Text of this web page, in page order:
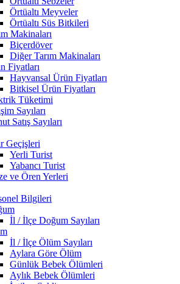
Örtüaltı Meyveler
Örtüaltı Süs Bitkileri
Makinaları
Biçerdöver
Diğer Tarım Makinaları
Fiyatları
Hayvansal Ürün Fiyatları
Bitkisel Ürün Fiyatları
Tüketimi
Sayıları
Satış Sayıları
Geçişleri
Yerli Turist
Yabancı Turist
ve Ören Yerleri
Bilgileri
İl / İlçe Doğum Sayıları
İl / İlçe Ölüm Sayıları
Aylara Göre Ölüm
Günlük Bebek Ölümleri
Aylık Bebek Ölümleri